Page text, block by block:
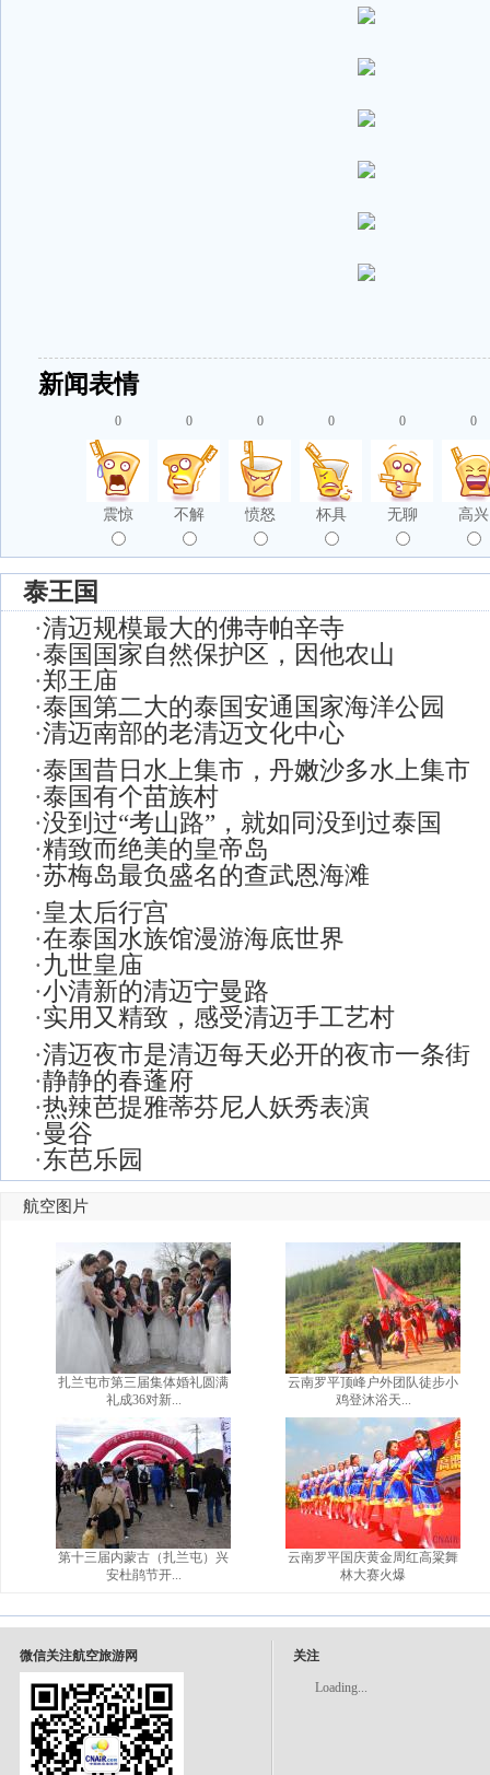
新闻表情
0
震惊
0
不解
0
愤怒
0
杯具
0
无聊
0
高兴
泰王国
·清迈规模最大的佛寺帕辛寺
·泰国国家自然保护区，因他农山
·郑王庙
·泰国第二大的泰国安通国家海洋公园
·清迈南部的老清迈文化中心
·泰国昔日水上集市，丹嫩沙多水上集市
·泰国有个苗族村
·没到过“考山路”，就如同没到过泰国
·精致而绝美的皇帝岛
·苏梅岛最负盛名的查武恩海滩
·皇太后行宫
·在泰国水族馆漫游海底世界
·九世皇庙
·小清新的清迈宁曼路
·实用又精致，感受清迈手工艺村
·清迈夜市是清迈每天必开的夜市一条街
·静静的春蓬府
·热辣芭提雅蒂芬尼人妖秀表演
·曼谷
·东芭乐园
航空图片
扎兰屯市第三届集体婚礼圆满
礼成36对新...
第十三届内蒙古（扎兰屯）兴
安杜鹃节开...
云南罗平顶峰户外团队徒步小
鸡登沐浴天...
云南罗平国庆黄金周红高粱舞
林大赛火爆
微信关注航空旅游网 关注
Loading...